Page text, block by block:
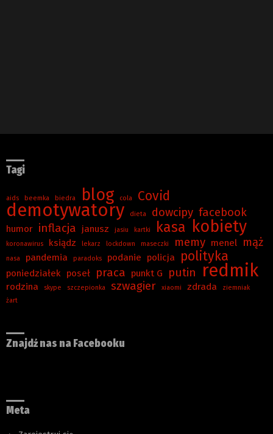
Tagi
aids beemka biedra blog cola Covid
demotywatory dieta dowcipy facebook
humor inflacja janusz jasiu kartki kasa kobiety
koronawirus ksiądz lekarz lockdown maseczki memy menel mąż
nasa pandemia paradoks podanie policja polityka
poniedziałek poseł praca punkt G putin redmik
rodzina skype szczepionka szwagier xiaomi zdrada
ziemniak
żart
Znajdź nas na Facebooku
Meta